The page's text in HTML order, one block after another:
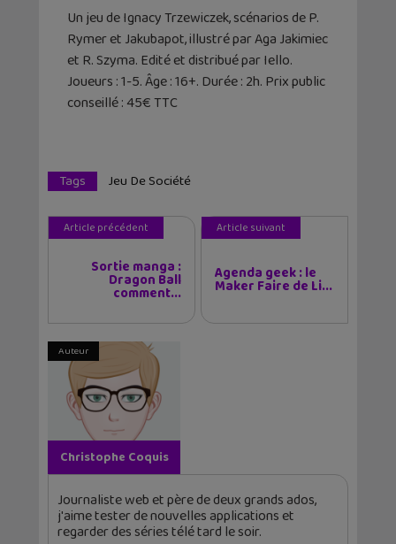
Un jeu de Ignacy Trzewiczek, scénarios de P.
Rymer et Jakubapot, illustré par Aga Jakimiec
et R. Szyma. Edité et distribué par Iello.
Joueurs : 1-5. Âge : 16+. Durée : 2h. Prix public
conseillé : 45€ TTC
Tags Jeu De Société
Article précédent
Sortie manga :
Dragon Ball
comment...
Article suivant
Agenda geek : le
Maker Faire de Li...
Auteur
Christophe Coquis
Journaliste web et père de deux grands ados,
j'aime tester de nouvelles applications et
regarder des séries télé tard le soir.